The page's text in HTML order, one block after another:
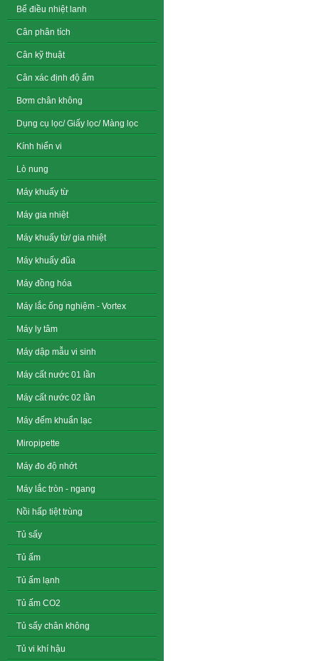
Bể điều nhiệt lanh
Cân phân tích
Cân kỹ thuật
Cân xác định độ ẩm
Bơm chân không
Dụng cụ lọc/ Giấy lọc/ Màng lọc
Kính hiển vi
Lò nung
Máy khuấy từ
Máy gia nhiệt
Máy khuấy từ/ gia nhiệt
Máy khuấy đũa
Máy đồng hóa
Máy lắc ống nghiệm - Vortex
Máy ly tâm
Máy dập mẫu vi sinh
Máy cất nước 01 lần
Máy cất nước 02 lần
Máy đếm khuẩn lạc
Miropipette
Máy đo độ nhớt
Máy lắc tròn - ngang
Nồi hấp tiệt trùng
Tủ sấy
Tủ ấm
Tủ ấm lạnh
Tủ ấm CO2
Tủ sấy chân không
Tủ vi khí hậu